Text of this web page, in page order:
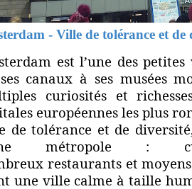
- Ville de tolérance et de
est l’une des
canaux à ses musées
curiositéset
européennes les plus
de tolérance et de
métropole :
restaurantset
une ville calme à taille